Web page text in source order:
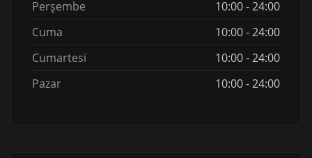
Perşembe
10:00 - 24:00
Cuma
10:00 - 24:00
Cumartesi
10:00 - 24:00
Pazar
10:00 - 24:00